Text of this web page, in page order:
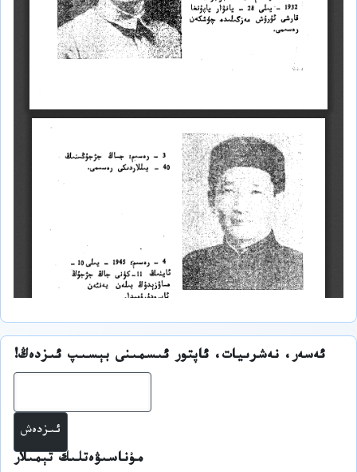
ئەسەر، نەشرىيات، ئاپتور ئىسمىنى بېسىپ ئىزدەڭ!
مۇناسىۋەتلىك تېمىلار